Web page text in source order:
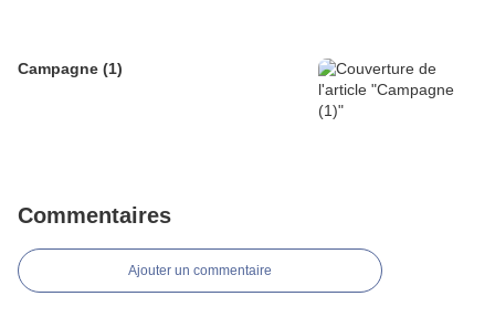
Campagne (1)
Commentaires
Ajouter un commentaire